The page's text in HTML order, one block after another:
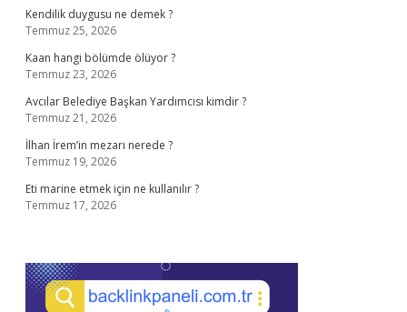
Kendilik duygusu ne demek ?
Temmuz 25, 2026
Kaan hangi bölümde ölüyor ?
Temmuz 23, 2026
Avcılar Belediye Başkan Yardımcısı kimdir ?
Temmuz 21, 2026
İlhan İrem’in mezarı nerede ?
Temmuz 19, 2026
Eti marine etmek için ne kullanılır ?
Temmuz 17, 2026